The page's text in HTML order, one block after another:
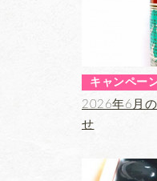
キャンペー
2026年6月
せ